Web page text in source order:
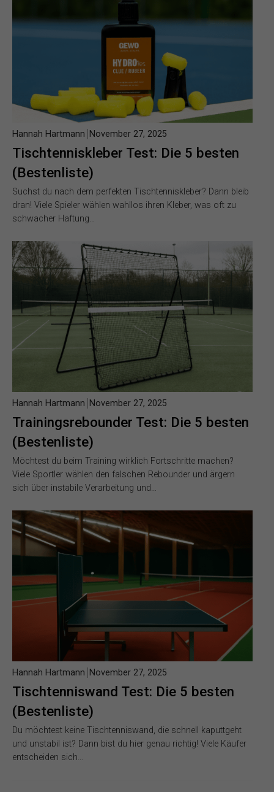
Tischtenniskleber Test: Die 5 besten
(Bestenliste)
Hannah Hartmann November 27, 2025
Suchst du nach dem perfekten Tischtenniskleber? Dann bleib
dran! Viele Spieler wählen wahllos ihren Kleber, was oft zu
schwacher Haftung…
Trainingsrebounder Test: Die 5 besten
(Bestenliste)
Hannah Hartmann November 27, 2025
Möchtest du beim Training wirklich Fortschritte machen?
Viele Sportler wählen den falschen Rebounder und ärgern
sich über instabile Verarbeitung und…
Tischtenniswand Test: Die 5 besten
(Bestenliste)
Hannah Hartmann November 27, 2025
Du möchtest keine Tischtenniswand, die schnell kaputtgeht
und unstabil ist? Dann bist du hier genau richtig! Viele Käufer
entscheiden sich…